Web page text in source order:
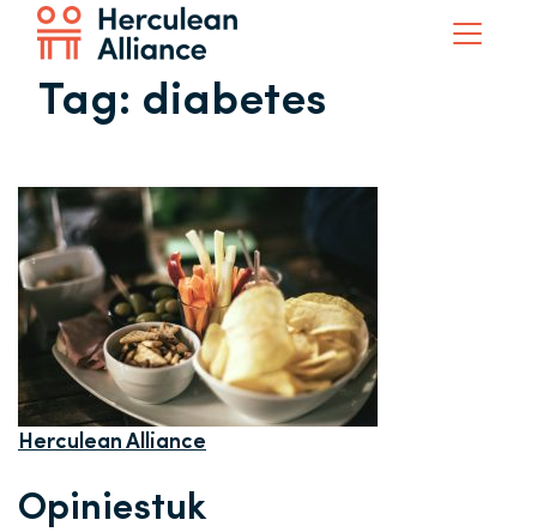
Tag: diabetes
Herculean Alliance
Opiniestuk